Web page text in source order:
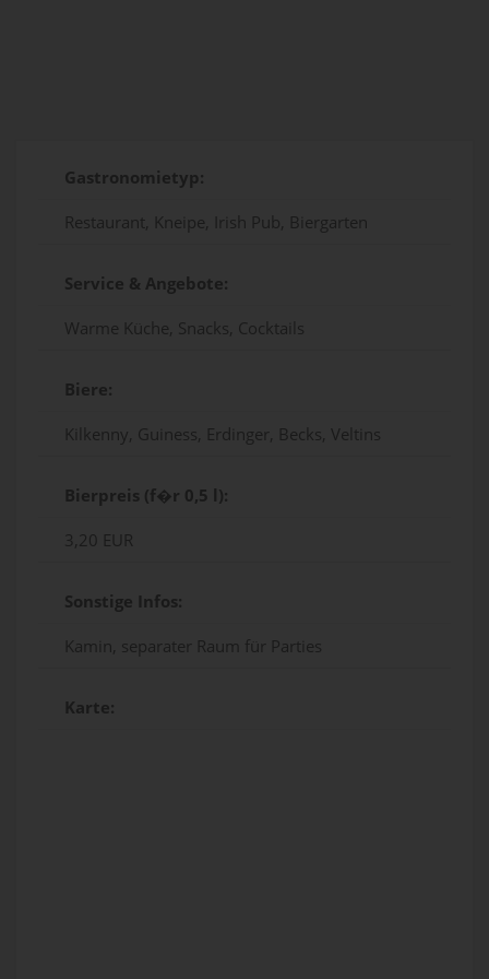
Gastronomietyp:
Restaurant, Kneipe, Irish Pub, Biergarten
Service & Angebote:
Warme Küche, Snacks, Cocktails
Biere:
Kilkenny, Guiness, Erdinger, Becks, Veltins
Bierpreis (f�r 0,5 l):
3,20 EUR
Sonstige Infos:
Kamin, separater Raum für Parties
Karte: